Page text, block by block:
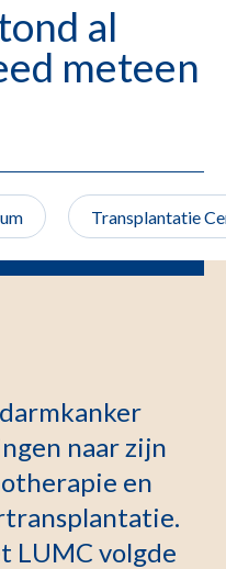
al
meteen
Transplantatie
naar zijn
en
LUMC volgde